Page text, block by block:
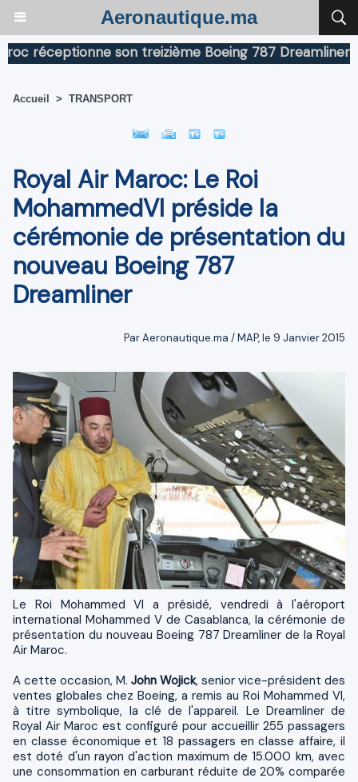
Aeronautique.ma
son treizième Boeing 787 Dreamliner
Accueil > TRANSPORT
Royal Air Maroc: Le Roi
MohammedVI préside la
cérémonie de présentation du
nouveau Boeing 787
Dreamliner
Par Aeronautique.ma / MAP, le 9 Janvier 2015
Le Roi Mohammed VI a présidé, vendredi à l'aéroport
international Mohammed V de Casablanca, la cérémonie de
présentation du nouveau Boeing 787 Dreamliner de la Royal
Air Maroc.
A cette occasion, M. John Wojick, senior vice-président des
ventes globales chez Boeing, a remis au Roi Mohammed VI,
à titre symbolique, la clé de l'appareil. Le Dreamliner de
Royal Air Maroc est configuré pour accueillir 255 passagers
en classe économique et 18 passagers en classe affaire, il
est doté d'un rayon d'action maximum de 15.000 km, avec
une consommation en carburant réduite de 20% comparée